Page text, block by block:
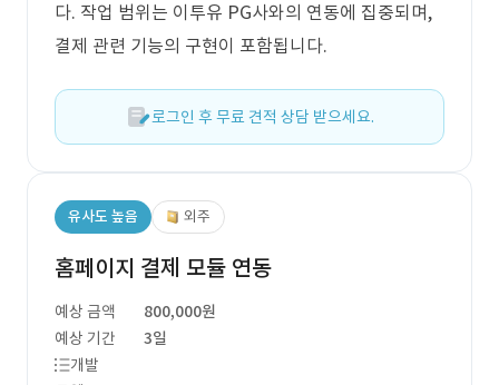
다. 작업 범위는 이투유 PG사와의 연동에 집중되며,
결제 관련 기능의 구현이 포함됩니다.
로그인 후 무료 견적 상담 받으세요.
유사도 높음 외주
홈페이지 결제 모듈 연동
예상 금액
800,000원
예상 기간
3일
개발